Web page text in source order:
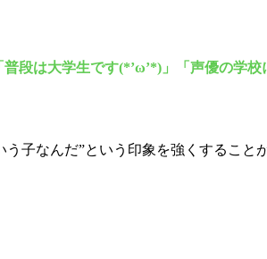
普段は大学生です(*’ω’*)」「声優の学校
子なんだ”という印象を強くすること